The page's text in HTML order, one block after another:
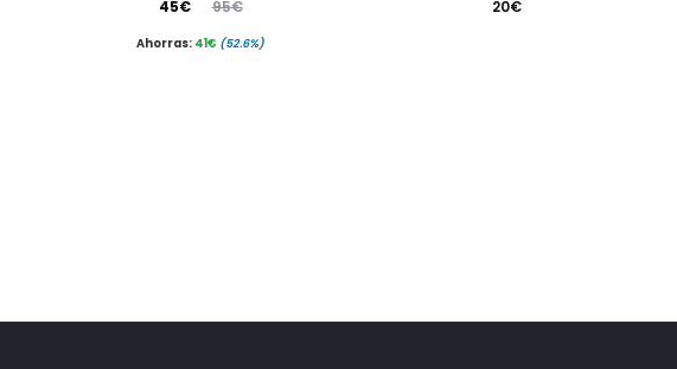
95€
El
precio
45€
precio
Ahorras: 41€ (52.6%)
20€